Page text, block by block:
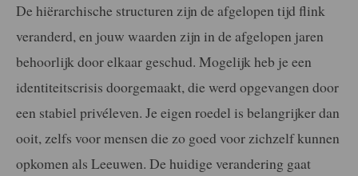
De hiërarchische structuren zijn de afgelopen tijd flink
veranderd, en jouw waarden zijn in de afgelopen jaren
behoorlijk door elkaar geschud. Mogelijk heb je een
identiteitscrisis doorgemaakt, die werd opgevangen door
een stabiel privéleven. Je eigen roedel is belangrijker dan
ooit, zelfs voor mensen die zo goed voor zichzelf kunnen
opkomen als Leeuwen. De huidige verandering gaat